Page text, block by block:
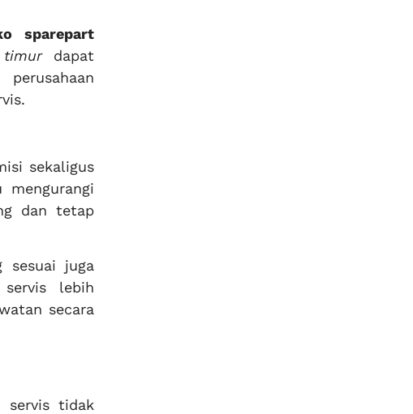
sparepart
dapat
perusahaan
sekaligus
dan tetap
sesuai juga
servis lebih
secara
servis tidak